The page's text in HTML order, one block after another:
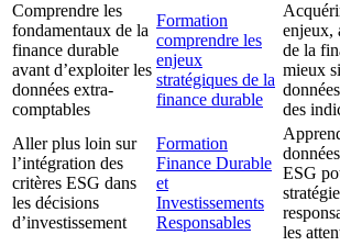
Comprendre les
fondamentaux de la
finance durable
avant d’exploiter les
données extra-
comptables
Formation
comprendre les
enjeux
stratégiques de la
finance durable
enjeux,
de la
mieux
des
Aller plus loin sur
l’intégration des
critères ESG dans
les décisions
d’investissement
Formation
Finance Durable
et
Investissements
Responsables
ESG
les